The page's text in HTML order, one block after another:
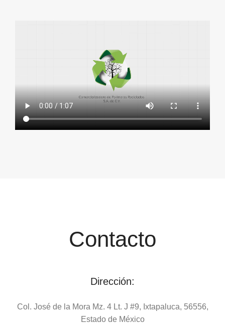
Contacto
Dirección:
Col. José de la Mora Mz. 4 Lt. J #9, Ixtapaluca, 56556,
Estado de México